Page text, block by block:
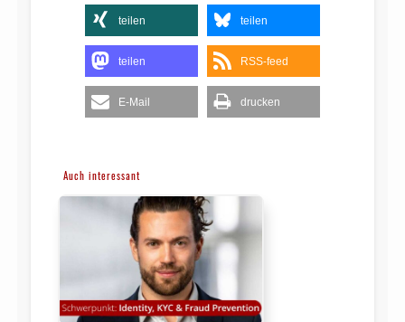
teilen teilen
teilen RSS-feed
E-Mail drucken
Auch interessant